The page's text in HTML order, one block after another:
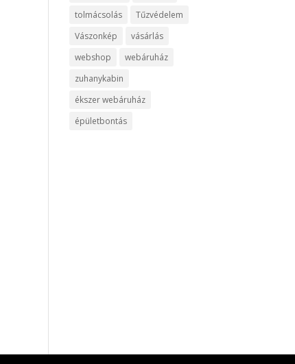
tolmácsolás
Tűzvédelem
Vászonkép
vásárlás
webshop
webáruház
zuhanykabin
ékszer webáruház
épületbontás